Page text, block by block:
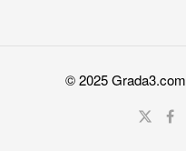
© 2025Grada3.com